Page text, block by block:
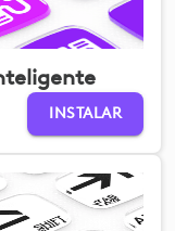
INSTALAR